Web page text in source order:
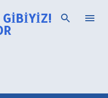
atla
GIBIYIZ!